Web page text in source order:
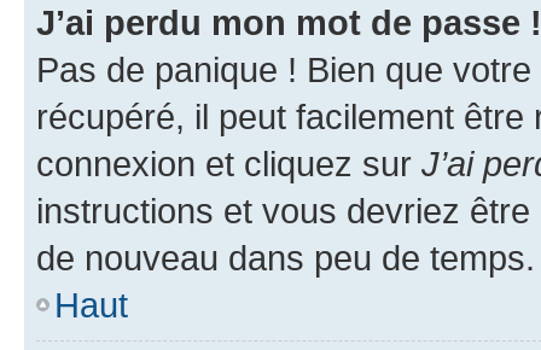
J’ai perdu mon mot de passe !
Pas de panique ! Bien que
récupéré, il peut facilement
connexion et cliquez sur J’ai
instructions et vous devriez
de nouveau dans peu de temps.
Haut